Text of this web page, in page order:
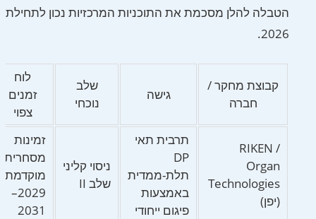
הטבלה להלן מסכמת את התוכניות המרכזיות נכון לתחילת
2026.
קבוצת מחקר /
חברה
גישה
שלב
נוכחי
לוח
זמנים
צפוי
RIKEN /
Organ
Technologies
(יפן)
תרבית תאי
DP
תלת-ממדית
באמצעות
פיגום ייחודי
ניסוי קליני
שלב II
זמינות
מסחרית
מוקדמת:
2029–
2031